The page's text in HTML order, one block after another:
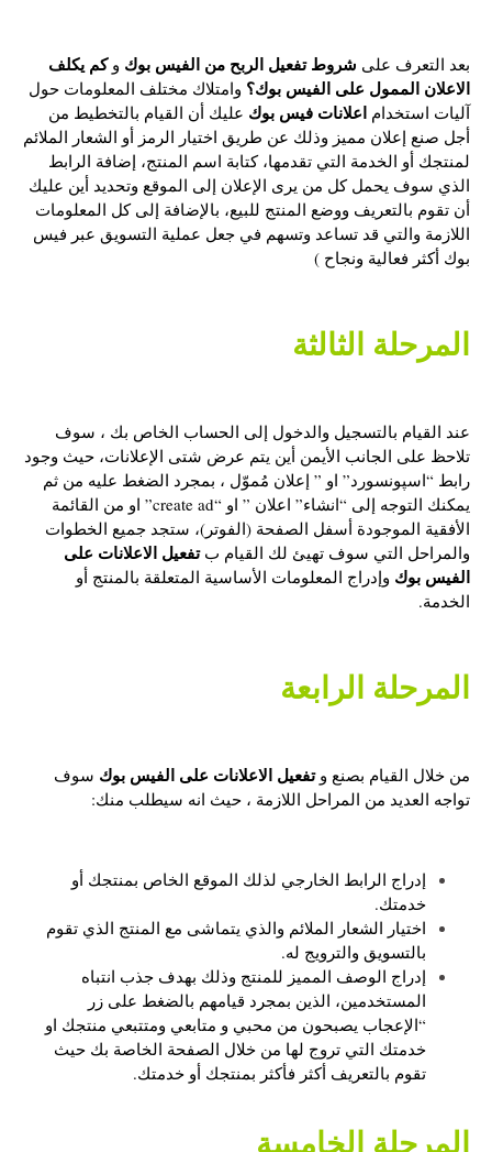
بعد التعرف علىشروط تفعيل الربح من الفيس بوكوكم يكلف
الاعلان الممول على الفيس بوك؟وامتلاك مختلف المعلومات حول
آليات استخداماعلانات فيس بوكعليك أن القيام بالتخطيط من
أجل صنع إعلان مميز وذلك عن طريق اختيار الرمز أو الشعار الملائم
لمنتجك أو الخدمة التي تقدمها، كتابة اسم المنتج، إضافة الرابط
الذي سوف يحمل كل من يرى الإعلان إلى الموقع وتحديد أين عليك
أن تقوم بالتعريف ووضع المنتج للبيع، بالإضافة إلى كل المعلومات
اللازمة والتي قد تساعد وتسهم في جعل عملية التسويق عبر فيس
بوك أكثر فعالية ونجاح )
المرحلة الثالثة
عند القيام بالتسجيل والدخول إلى الحساب الخاص بك ، سوف
تلاحظ على الجانب الأيمن أين يتم عرض شتى الإعلانات، حيث وجود
رابط “اسپونسورد” او ” إعلان مُموّل ، بمجرد الضغط عليه من ثم
يمكنك التوجه إلى “انشاء” اعلان ” او “create ad” او من القائمة
الأفقية الموجودة أسفل الصفحة (الفوتر)، ستجد جميع الخطوات
والمراحل التي سوف تهيئ لك القيام ب تفعيل الاعلانات على
الفيس بوكوإدراج المعلومات الأساسية المتعلقة بالمنتج أو
الخدمة.
المرحلة الرابعة
من خلال القيام بصنع وتفعيل الاعلانات على الفيس بوكسوف
تواجه العديد من المراحل اللازمة ، حيث انه سيطلب منك:
إدراج الرابط الخارجي لذلك الموقع الخاص بمنتجك أو
خدمتك.
اختيار الشعار الملائم والذي يتماشى مع المنتج الذي تقوم
بالتسويق والترويج له.
إدراج الوصف المميز للمنتج وذلك بهدف جذب انتباه
المستخدمين، الذين بمجرد قيامهم بالضغط على زر
“الإعجاب يصبحون من محبي و متابعي ومتتبعي منتجك او
خدمتك التي تروج لها من خلال الصفحة الخاصة بك حيث
تقوم بالتعريف أكثر فأكثر بمنتجك أو خدمتك.